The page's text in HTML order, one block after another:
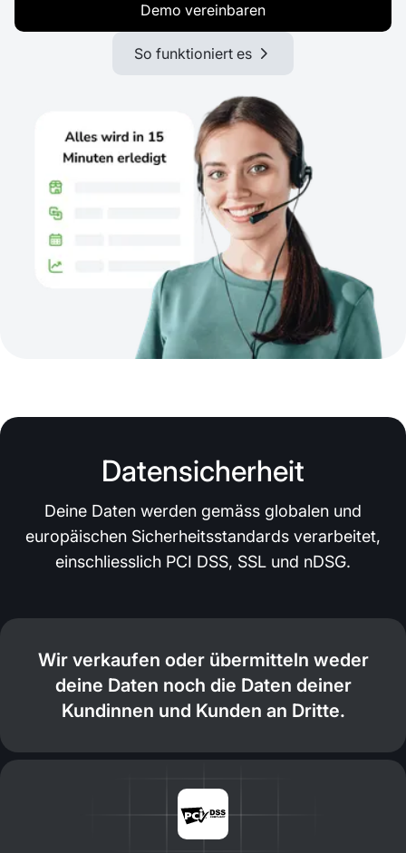
Demo vereinbaren
So funktioniert es
Datensicherheit
Deine Daten werden gemäss globalen und
europäischen Sicherheitsstandards verarbeitet,
einschliesslich PCI DSS, SSL und nDSG.
Wir verkaufen oder übermitteln weder
deine Daten noch die Daten deiner
Kundinnen und Kunden an Dritte.